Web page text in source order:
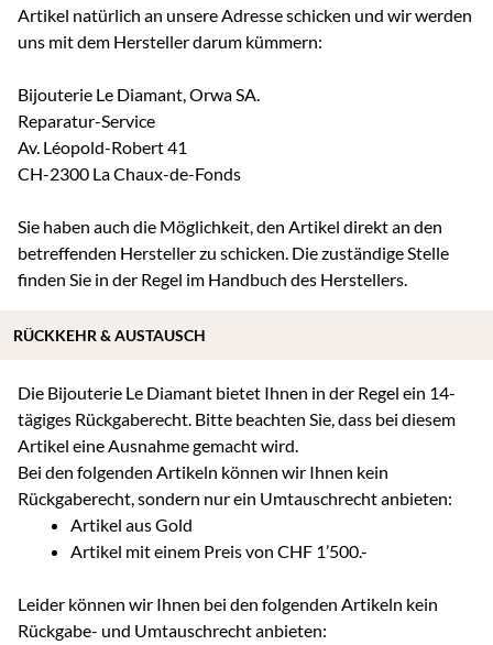
Artikel natürlich an unsere Adresse schicken und wir werden
uns mit dem Hersteller darum kümmern:
Bijouterie Le Diamant, Orwa SA.
Reparatur-Service
Av. Léopold-Robert 41
CH-2300 La Chaux-de-Fonds
Sie haben auch die Möglichkeit, den Artikel direkt an den
betreffenden Hersteller zu schicken. Die zuständige Stelle
finden Sie in der Regel im Handbuch des Herstellers.
Die Bijouterie Le Diamant bietet Ihnen in der Regel ein 14-
tägiges Rückgaberecht. Bitte beachten Sie, dass bei diesem
Artikel eine Ausnahme gemacht wird.
Bei den folgenden Artikeln können wir Ihnen kein
Rückgaberecht, sondern nur ein Umtauschrecht anbieten:
Artikel aus Gold
Artikel mit einem Preis von CHF 1’500.-
Leider können wir Ihnen bei den folgenden Artikeln kein
Rückgabe- und Umtauschrecht anbieten:
RÜCKKEHR & AUSTAUSCH